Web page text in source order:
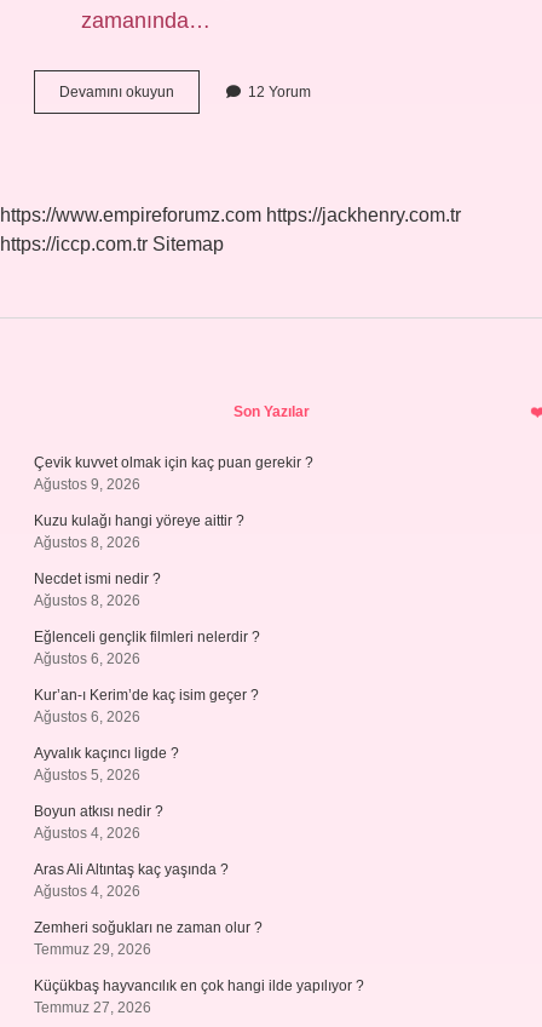
zamanında…
Devamını okuyun
Ocağı
12 Yorum
https://www.empireforumz.com https://jackhenry.com.tr
https://iccp.com.tr Sitemap
Son Yazılar
Çevik kuvvet olmak için kaç puan gerekir ?
Ağustos 9, 2026
Kuzu kulağı hangi yöreye aittir ?
Ağustos 8, 2026
Necdet ismi nedir ?
Ağustos 8, 2026
Eğlenceli gençlik filmleri nelerdir ?
Ağustos 6, 2026
Kur’an-ı Kerim’de kaç isim geçer ?
Ağustos 6, 2026
Ayvalık kaçıncı ligde ?
Ağustos 5, 2026
Boyun atkısı nedir ?
Ağustos 4, 2026
Aras Ali Altıntaş kaç yaşında ?
Ağustos 4, 2026
Zemheri soğukları ne zaman olur ?
Temmuz 29, 2026
Küçükbaş hayvancılık en çok hangi ilde yapılıyor ?
Temmuz 27, 2026